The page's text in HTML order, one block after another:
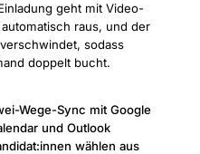
geht mit Video-
automatisch raus, und der
sodass
doppelt bucht.
Wege-Sync mit Google
und Outlook
wählen aus